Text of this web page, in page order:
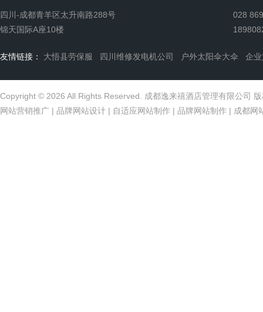
四川-成都青羊区太升南路288号
锦天国际A座10楼
028
友情链接： 大悟县劳保服 四川维修发电机公司 户外太阳伞大伞 企
Copyright © 2026 All Rights Reserved. 成都逸来禧酒店管理有限公司
网站营销推广 | 品牌网站设计 | 自适应网站制作 | 品牌网站制作 | 成都网